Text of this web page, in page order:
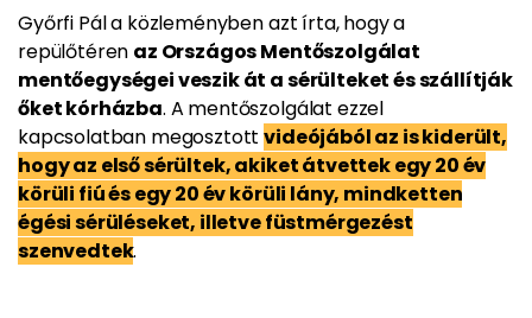
Győrfi Pál a közleményben azt írta, hogy a
repülőtéren az Országos Mentőszolgálat
mentőegységei veszik át a sérülteket és szállítják
őket kórházba. A mentőszolgálat ezzel
kapcsolatban megosztottvideójából az is kiderült,
hogy az első sérültek, akiket átvettek egy 20 év
körüli fiú és egy 20 év körüli lány, mindketten
égési sérüléseket, illetve füstmérgezést
szenvedtek.